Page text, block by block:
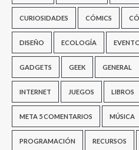
CURIOSIDADES CÓMICS
DISEÑO ECOLOGÍA
GADGETS GEEK GENERAL
INTERNET JUEGOS LIBROS
META 5 COMENTARIOS MÚSICA
PROGRAMACIÓN RECURSOS